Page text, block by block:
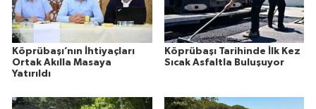
Köprübaşı’nın İhtiyaçları
Ortak Akılla Masaya
Yatırıldı
Köprübaşı Tarihinde İlk Kez
Sıcak Asfaltla Buluşuyor